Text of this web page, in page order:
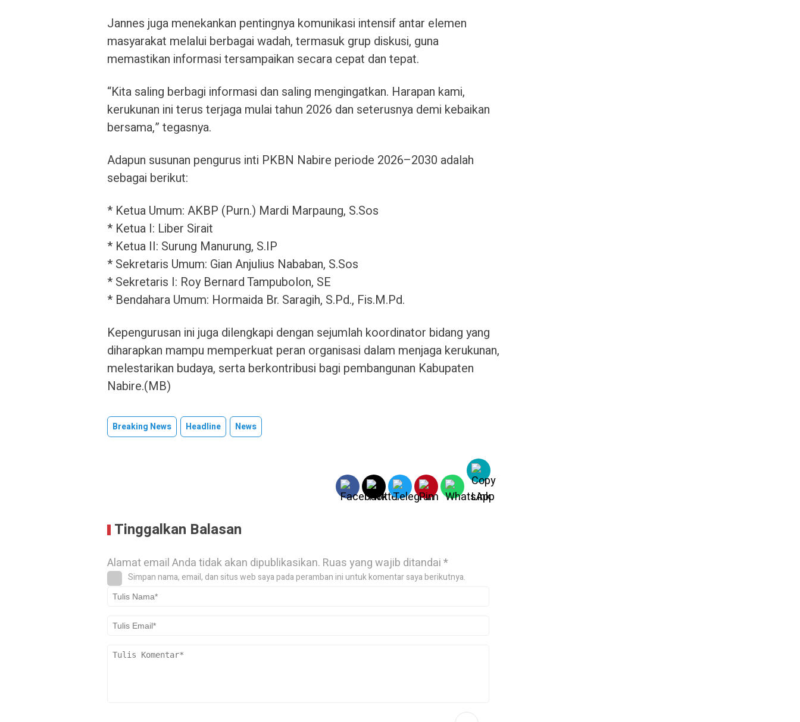
Jannes juga menekankan pentingnya komunikasi intensif antar elemen
masyarakat melalui berbagai wadah, termasuk grup diskusi, guna
memastikan informasi tersampaikan secara cepat dan tepat.
“Kita saling berbagi informasi dan saling mengingatkan. Harapan kami,
kerukunan ini terus terjaga mulai tahun 2026 dan seterusnya demi kebaikan
bersama,” tegasnya.
Adapun susunan pengurus inti PKBN Nabire periode 2026–2030 adalah
sebagai berikut:
* Ketua Umum: AKBP (Purn.) Mardi Marpaung, S.Sos
* Ketua I: Liber Sirait
* Ketua II: Surung Manurung, S.IP
* Sekretaris Umum: Gian Anjulius Nababan, S.Sos
* Sekretaris I: Roy Bernard Tampubolon, SE
* Bendahara Umum: Hormaida Br. Saragih, S.Pd., Fis.M.Pd.
Kepengurusan ini juga dilengkapi dengan sejumlah koordinator bidang yang
diharapkan mampu memperkuat peran organisasi dalam menjaga kerukunan,
melestarikan budaya, serta berkontribusi bagi pembangunan Kabupaten
Nabire.(MB)
Breaking News Headline News
Tinggalkan Balasan
Alamat email Anda tidak akan dipublikasikan. Ruas yang wajib ditandai*
Simpan nama, email, dan situs web saya pada peramban ini untuk komentar saya berikutnya.